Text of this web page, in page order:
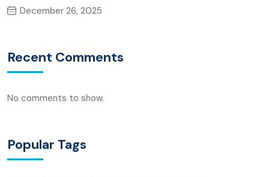
December 26, 2025
Recent Comments
No comments to show.
Popular Tags